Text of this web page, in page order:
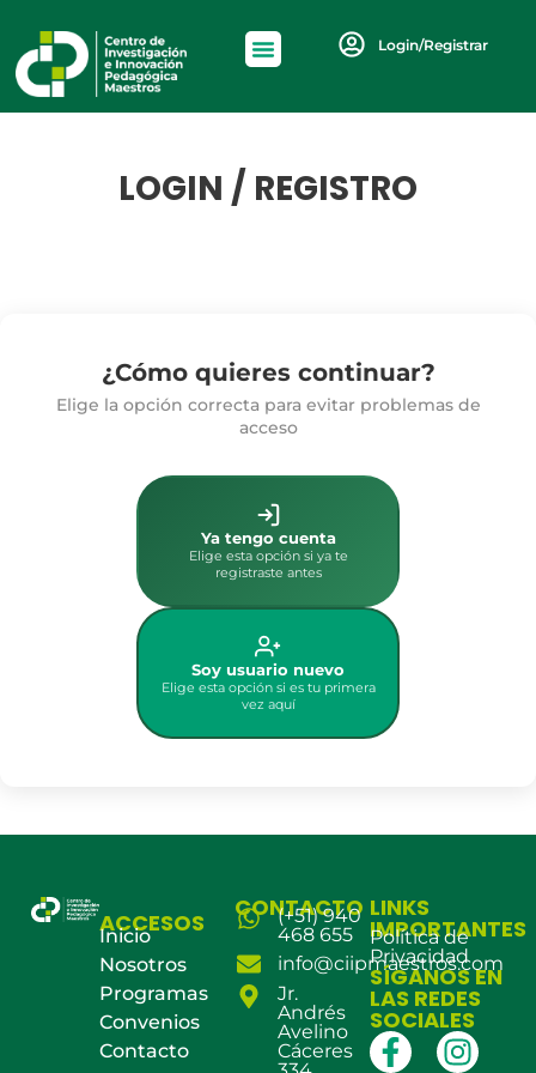
Login/Registrar
LOGIN / REGISTRO
¿Cómo quieres continuar?
Elige la opción correcta para evitar problemas de
acceso
Ya tengo cuenta
Elige esta opción si ya te
registraste antes
Soy usuario nuevo
Elige esta opción si es tu primera
vez aquí
ACCESOS
Inicio
Nosotros
Programas
Convenios
Contacto
CONTACTO
(+51) 940
468 655
info@ciipmaestros.com
Jr.
Andrés
Avelino
Cáceres
LINKS
IMPORTANTES
Política de
Privacidad
SÍGANOS EN
LAS REDES
SOCIALES